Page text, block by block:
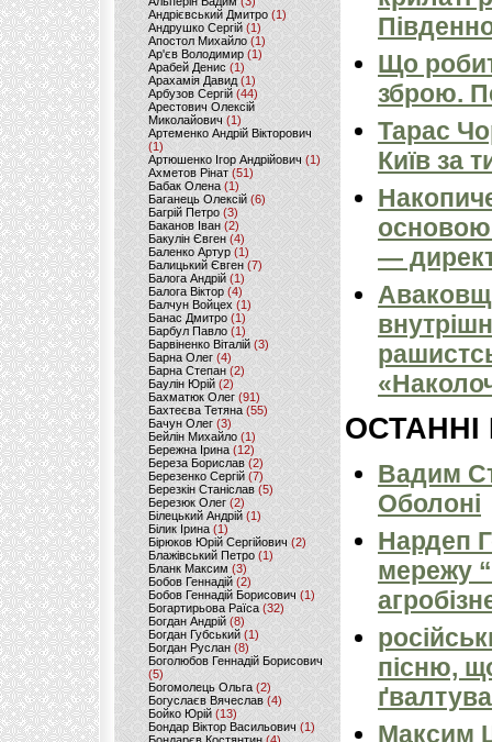
Андрієвський Дмитро(1)
Андрушко Сергій(1)
Апостол Михайло(1)
Ар'єв Володимир (1)
Арабей Денис(1)
Арахамія Давид (1)
Арбузов Сергій (44)
Арестович Олексій
Миколайович(1)
Артеменко Андрій Вікторович
(1)
Артюшенко Ігор Андрійович(1)
Ахметов Рінат(51)
Бабак Олена(1)
Баганець Олексій(6)
Багрій Петро (3)
Баканов Іван(2)
Бакулін Євген (4)
Баленко Артур(1)
Балицький Євген(7)
Балога Андрій (1)
Балога Віктор (4)
Балчун Войцех (1)
Банас Дмитро (1)
Барбул Павло(1)
Барвіненко Віталій(3)
Барна Олег (4)
Барна Степан (2)
Баулін Юрій (2)
Бахматюк Олег (91)
Бахтеєва Тетяна(55)
Бачун Олег (3)
Бейлін Михайло (1)
Бережна Ірина(12)
Береза Борислав(2)
Березенко Сергій (7)
Березкін Станіслав (5)
Березюк Олег(2)
Білецький Андрій (1)
Білик Ірина (1)
Бірюков Юрій Сергійович (2)
Блажівський Петро (1)
Бланк Максим(3)
Бобов Геннадій (2)
Бобов Геннадій Борисович (1)
Богартирьова Раїса (32)
Богдан Андрій(8)
Богдан Губський (1)
Богдан Руслан(8)
Боголюбов Геннадій Борисович
(5)
Богомолець Ольга (2)
Богуслаєв Вячеслав (4)
Бойко Юрій (13)
Бондар Віктор Васильович (1)
Що
зброю.
Тарас
Київ за
основою
—
ОСТАННІ
Вадим
Оболоні
Нардеп
мережу
пісню,
Максим